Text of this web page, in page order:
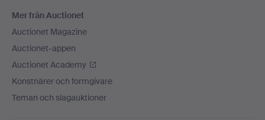
Mer från Auctionet
Auctionet Magazine
Auctionet-appen
Auctionet Academy
Konstnärer och formgivare
Teman och slagauktioner